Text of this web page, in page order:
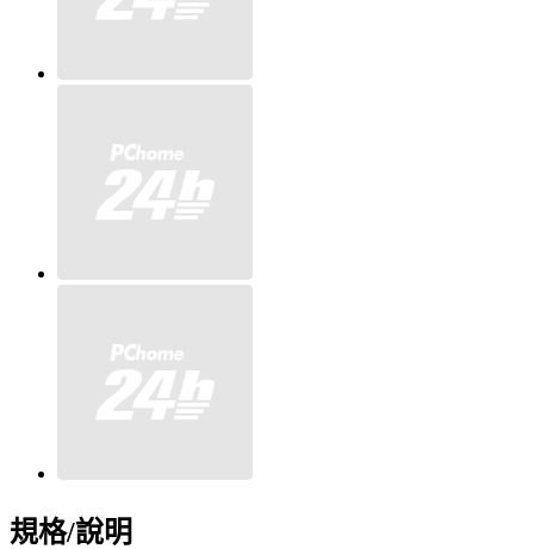
規格/說明